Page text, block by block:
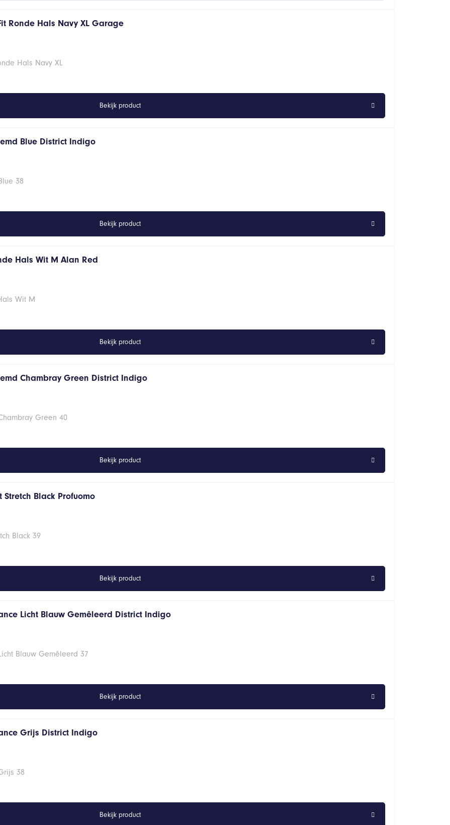
Ronde Hals Navy XL Garage
Hals Navy XL
Bekijk product
Blue District Indigo
38
Bekijk product
Hals Wit M Alan Red
Wit M
Bekijk product
Chambray Green District Indigo
Green 40
Bekijk product
Stretch Black Profuomo
Black 39
Bekijk product
Licht Blauw Gemêleerd District Indigo
Blauw Gemêleerd 37
Bekijk product
Grijs District Indigo
38
Bekijk product